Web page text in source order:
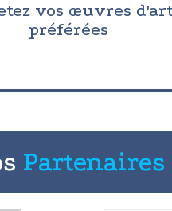
vos œuvres
préférées
Partenaires